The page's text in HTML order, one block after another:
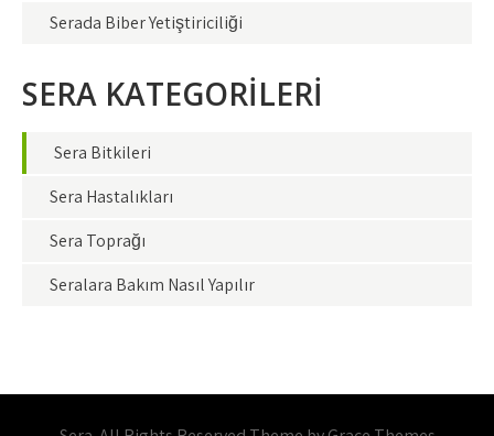
Serada Biber Yetiştiriciliği
SERA KATEGORİLERİ
Sera Bitkileri
Sera Hastalıkları
Sera Toprağı
Seralara Bakım Nasıl Yapılır